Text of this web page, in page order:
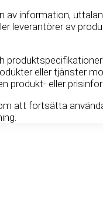
av information,
leverantörer av
eller tjänster
produkt- eller
att fortsätta